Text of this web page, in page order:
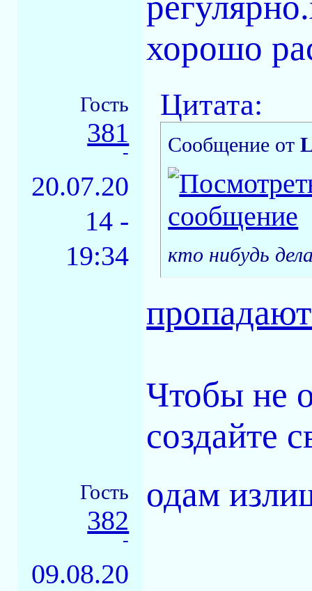
хорошо
Гость
381
-
20.07.20
14 -
19:34
Цитата:
Сообщение от
кто нибудь
Чтобы не
создайте
Гость
382
-
09.08.20
одам